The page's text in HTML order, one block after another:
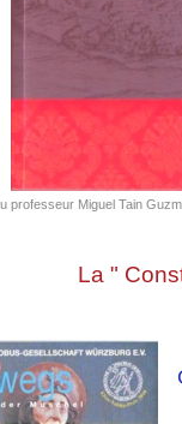
professeur Miguel Tain
La "